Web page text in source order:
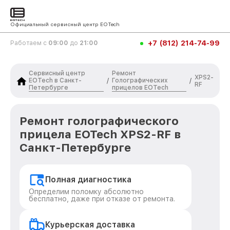
Официальный сервисный центр EOTech
Работаем с 09:00 до 21:00 +7 (812) 214-74-99
Сервисный центр
EOTech в Санкт-
Петербурге
/
Ремонт
Голографических
прицелов EOTech
/ XPS2-
RF
Ремонт голографического
прицела EOTech XPS2-RF в
Санкт-Петербурге
Полная диагностика
Определим поломку абсолютно
бесплатно, даже при отказе от ремонта.
Курьерская доставка